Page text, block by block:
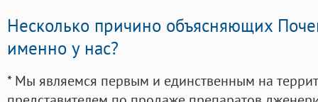
Несколько причино объясняющих
именно у нас?
* Мы являемся первым и единственным на